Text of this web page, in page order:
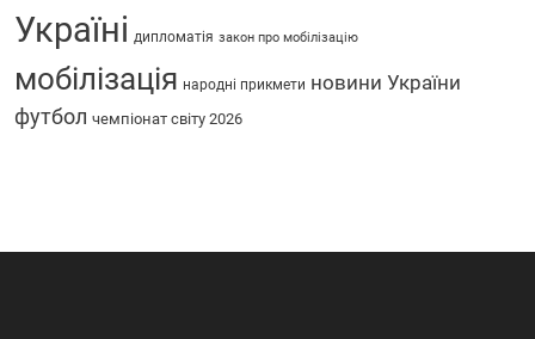
Україні дипломатія закон про мобілізацію
мобілізація народні прикмети новини України
футбол чемпіонат світу 2026